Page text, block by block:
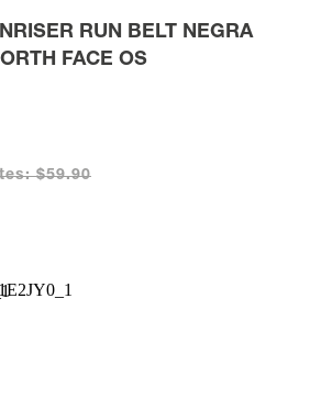
RUN BELT NEGRA
FACE OS
$59.90